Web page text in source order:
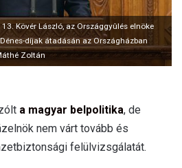
Kövér László, az Országgyûlés elnöke
díjak átadásán az Országházban
Zoltán
a magyar belpolitika, de
nem várt tovább és
felülvizsgálatát.